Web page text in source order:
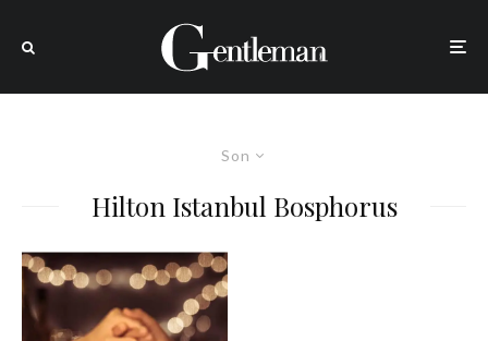
Son
Hilton Istanbul Bosphorus